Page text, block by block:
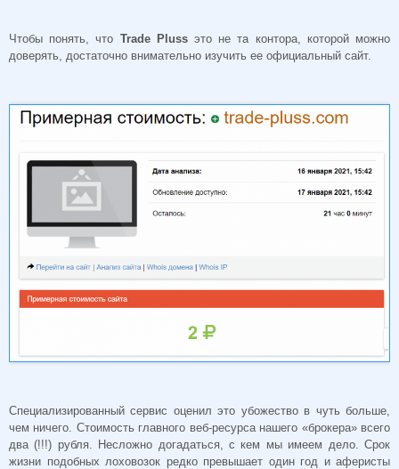
Чтобы понять, что Trade Plussэто не та контора, которой можно
доверять, достаточно внимательно изучить ее официальный сайт.
Специализированный сервис оценил это убожество в чуть больше,
чем ничего. Стоимость главного веб-ресурса нашего «брокера» всего
два (!!!) рубля. Несложно догадаться, с кем мы имеем дело. Срок
жизни подобных лоховозок редко превышает один год и аферисты